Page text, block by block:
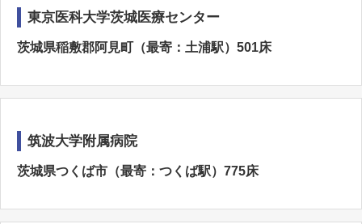
東京医科大学茨城医療センター
茨城県稲敷郡阿見町（最寄：土浦駅）501床
筑波大学附属病院
茨城県つくば市（最寄：つくば駅）775床